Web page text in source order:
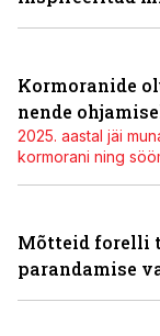
Kormoranide
nende
2025. aastal jäi
kormorani ning
Mõtteid forelli
parandamise